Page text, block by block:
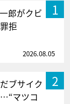
1
郎がクビ
拒
2026.08.05
2
ブサイク
マツコ